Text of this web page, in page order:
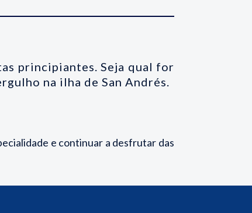
principiantes. Seja qual for
na ilha de San Andrés.
e continuar a desfrutar das